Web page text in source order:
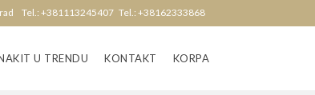
Tel.: +381113245407 Tel.: +38162333868
U TRENDU KONTAKT KORPA